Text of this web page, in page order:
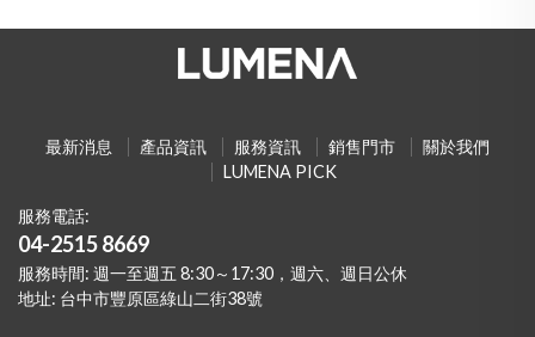
最新消息 產品資訊 服務資訊 銷售門市
關於我們
LUMENA PICK
服務電話:
04-2515 8669
服務時間: 週一至週五 8:30～17:30，週六、週日公休
地址: 台中市豐原區綠山二街38號